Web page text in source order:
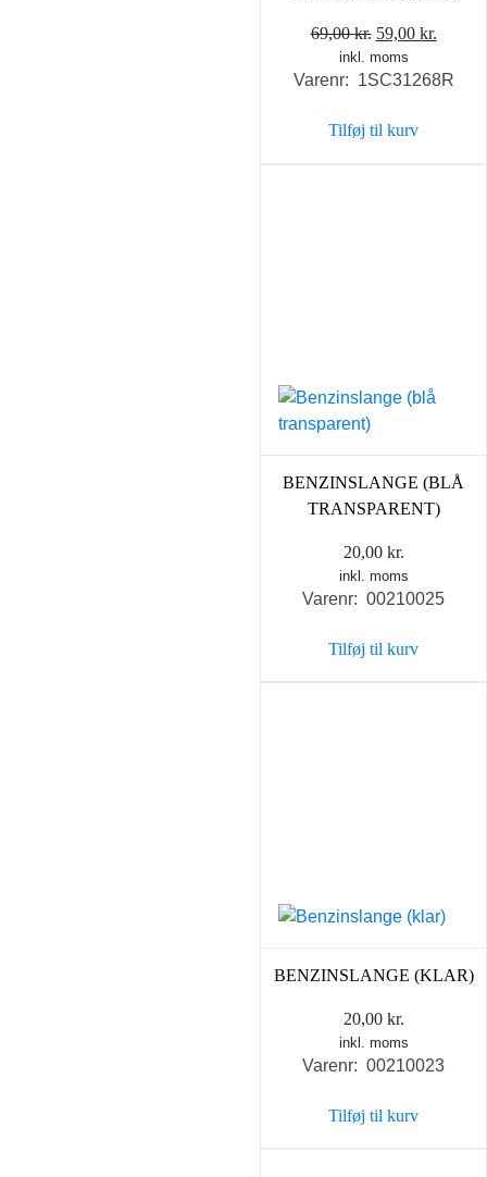
69,00kr. Den
oprindelige
pris
69,00 kr..
59,00 kr.
pris
inkl. moms
Varenr: 1SC31268R
Tilføj til kurv
BENZINSLANGE (BLÅ
TRANSPARENT)
20,00 kr.
inkl. moms
Varenr: 00210025
Tilføj til kurv
BENZINSLANGE (KLAR)
20,00 kr.
inkl. moms
Varenr: 00210023
Tilføj til kurv